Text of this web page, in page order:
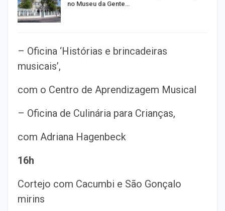
no Museu da Gente…
– Oficina ‘Histórias e brincadeiras
musicais’,
com o Centro de Aprendizagem Musical
– Oficina de Culinária para Crianças,
com Adriana Hagenbeck
16h
Cortejo com Cacumbi e São Gonçalo
mirins